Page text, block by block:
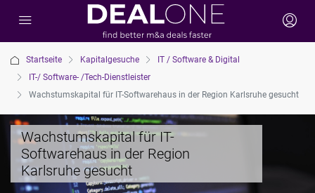
Startseite Kapitalgesuche
IT / Software & Digital
IT-/ Software- /Tech-Dienstleister
Wachstumskapital für IT-Softwarehaus in der Region Karlsruhe gesucht
Wachstumskapital für IT-
Softwarehaus in der Region
Karlsruhe gesucht